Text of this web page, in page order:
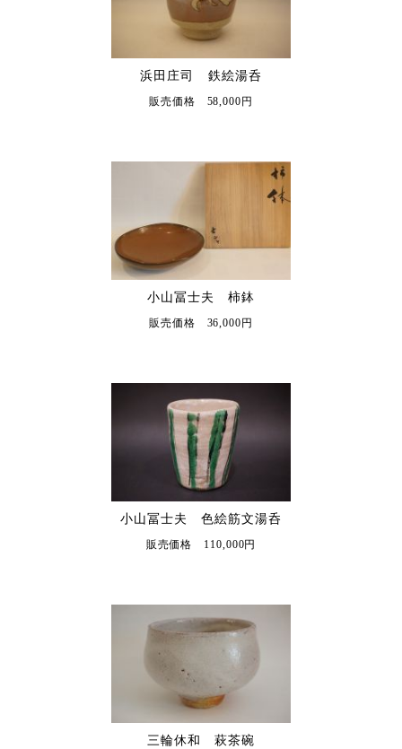
浜田庄司 鉄絵湯呑
販売価格 58,000円
小山冨士夫 柿鉢
販売価格 36,000円
小山冨士夫 色絵筋文湯呑
販売価格 110,000円
三輪休和 萩茶碗